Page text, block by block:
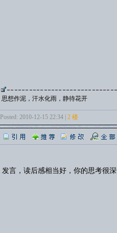
思想作泥，汗水化雨，静待花开
Posted: 2010-12-15 22:34 | 2 楼
发言，读后感相当好，你的思考很